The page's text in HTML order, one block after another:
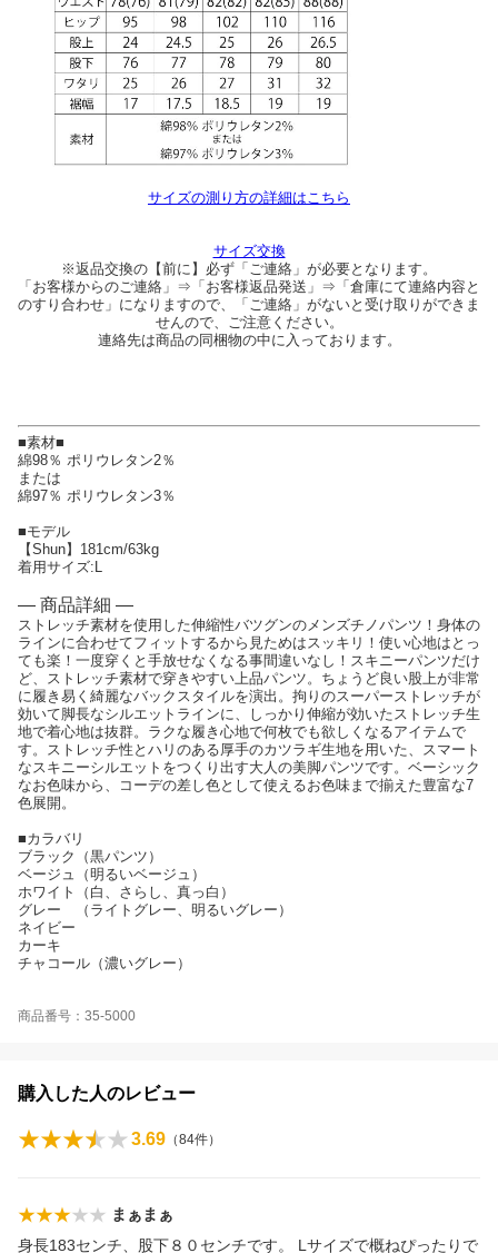
サイズの測り方の詳細はこちら
サイズ交換
※返品交換の【前に】必ず「ご連絡」が必要となります。
「お客様からのご連絡」⇒「お客様返品発送」⇒「倉庫にて連絡内容と
のすり合わせ」になりますので、「ご連絡」がないと受け取りができま
せんので、ご注意ください。
連絡先は商品の同梱物の中に入っております。
■素材■
綿98％ ポリウレタン2％
または
綿97％ ポリウレタン3％
■モデル
【Shun】181cm/63kg
着用サイズ:L
— 商品詳細 —
ストレッチ素材を使用した伸縮性バツグンのメンズチノパンツ！身体の
ラインに合わせてフィットするから見ためはスッキリ！使い心地はとっ
ても楽！一度穿くと手放せなくなる事間違いなし！スキニーパンツだけ
ど、ストレッチ素材で穿きやすい上品パンツ。ちょうど良い股上が非常
に履き易く綺麗なバックスタイルを演出。拘りのスーパーストレッチが
効いて脚長なシルエットラインに、しっかり伸縮が効いたストレッチ生
地で着心地は抜群。ラクな履き心地で何枚でも欲しくなるアイテムで
す。ストレッチ性とハリのある厚手のカツラギ生地を用いた、スマート
なスキニーシルエットをつくり出す大人の美脚パンツです。ベーシック
なお色味から、コーデの差し色として使えるお色味まで揃えた豊富な7
色展開。
■カラバリ
ブラック（黒パンツ）
ベージュ（明るいベージュ）
ホワイト（白、さらし、真っ白）
グレー （ライトグレー、明るいグレー）
ネイビー
カーキ
チャコール（濃いグレー）
商品番号：35-5000
購入した人のレビュー
3.69 （84件）
まぁまぁ
身長183センチ、股下８０センチです。 Lサイズで概ねぴったりで